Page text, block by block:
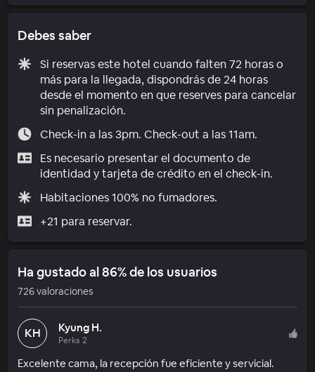
Debes saber
Si reservas este hotel cuando falten 72 horas o
más para la llegada, dispondrás de 24 horas
desde el momento en que reserves para cancelar
sin penalización.
Check-in a las 3pm. Check-out a las 11am.
Es necesario presentar el documento de
identidad y tarjeta de crédito en el check-in.
Habitaciones 100% no fumadores.
+21 para reservar.
Ha gustado al 86% de los usuarios
726 valoraciones
KH Kyung H.
Perks 2
Excelente cama, la recepción fue eficiente y servicial.